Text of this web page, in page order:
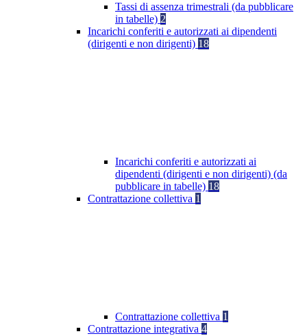
Tassi di assenza trimestrali (da pubblicare
in tabelle) 2
Incarichi conferiti e autorizzati ai dipendenti
(dirigenti e non dirigenti) 18
Incarichi conferiti e autorizzati ai
dipendenti (dirigenti e non dirigenti) (da
pubblicare in tabelle) 18
Contrattazione collettiva 1
Contrattazione collettiva 1
Contrattazione integrativa 4